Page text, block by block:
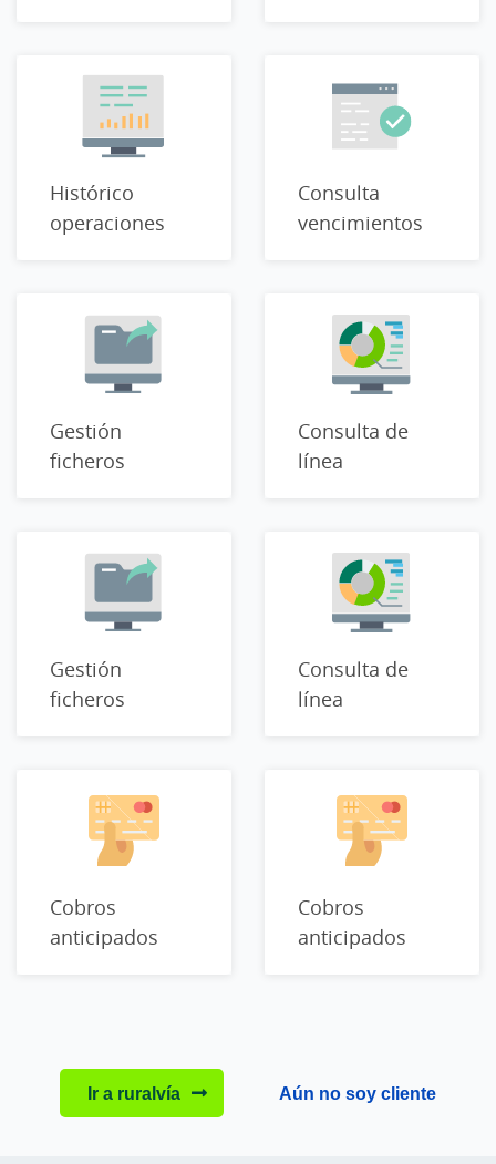
Histórico
operaciones
Consulta
vencimientos
Gestión
ficheros
Consulta de
línea
Gestión
ficheros
Consulta de
línea
Cobros
anticipados
Cobros
anticipados
Ir a ruralvía Aún no soy cliente